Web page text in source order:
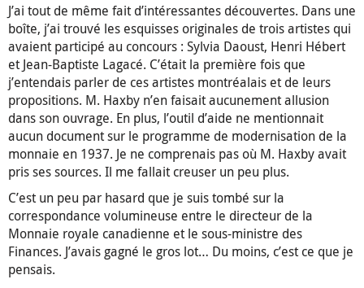
J’ai tout de même fait d’intéressantes découvertes. Dans une
boîte, j’ai trouvé les esquisses originales de trois artistes qui
avaient participé au concours : Sylvia Daoust, Henri Hébert
et Jean-Baptiste Lagacé. C’était la première fois que
j’entendais parler de ces artistes montréalais et de leurs
propositions. M. Haxby n’en faisait aucunement allusion
dans son ouvrage. En plus, l’outil d’aide ne mentionnait
aucun document sur le programme de modernisation de la
monnaie en 1937. Je ne comprenais pas où M. Haxby avait
pris ses sources. Il me fallait creuser un peu plus.
C’est un peu par hasard que je suis tombé sur la
correspondance volumineuse entre le directeur de la
Monnaie royale canadienne et le sous-ministre des
Finances. J’avais gagné le gros lot… Du moins, c’est ce que je
pensais.